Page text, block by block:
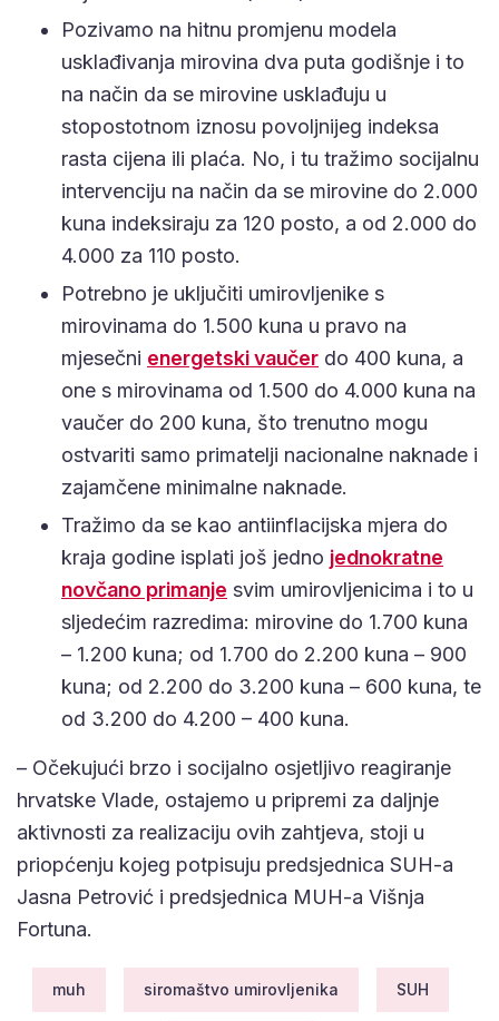
Pozivamo na hitnu promjenu modela
usklađivanja mirovina dva puta godišnje i to
na način da se mirovine usklađuju u
stopostotnom iznosu povoljnijeg indeksa
rasta cijena ili plaća. No, i tu tražimo socijalnu
intervenciju na način da se mirovine do 2.000
kuna indeksiraju za 120 posto, a od 2.000 do
4.000 za 110 posto.
Potrebno je uključiti umirovljenike s
mirovinama do 1.500 kuna u pravo na
mjesečni energetski vaučer do 400 kuna, a
one s mirovinama od 1.500 do 4.000 kuna na
vaučer do 200 kuna, što trenutno mogu
ostvariti samo primatelji nacionalne naknade i
zajamčene minimalne naknade.
Tražimo da se kao antiinflacijska mjera do
kraja godine isplati još jedno jednokratne
novčano primanje svim umirovljenicima i to u
sljedećim razredima: mirovine do 1.700 kuna
– 1.200 kuna; od 1.700 do 2.200 kuna – 900
kuna; od 2.200 do 3.200 kuna – 600 kuna, te
od 3.200 do 4.200 – 400 kuna.
– Očekujući brzo i socijalno osjetljivo reagiranje
hrvatske Vlade, ostajemo u pripremi za daljnje
aktivnosti za realizaciju ovih zahtjeva, stoji u
priopćenju kojeg potpisuju predsjednica SUH-a
Jasna Petrović i predsjednica MUH-a Višnja
Fortuna.
muh siromaštvo umirovljenika SUH